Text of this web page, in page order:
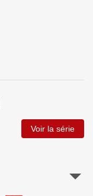
Voir la série